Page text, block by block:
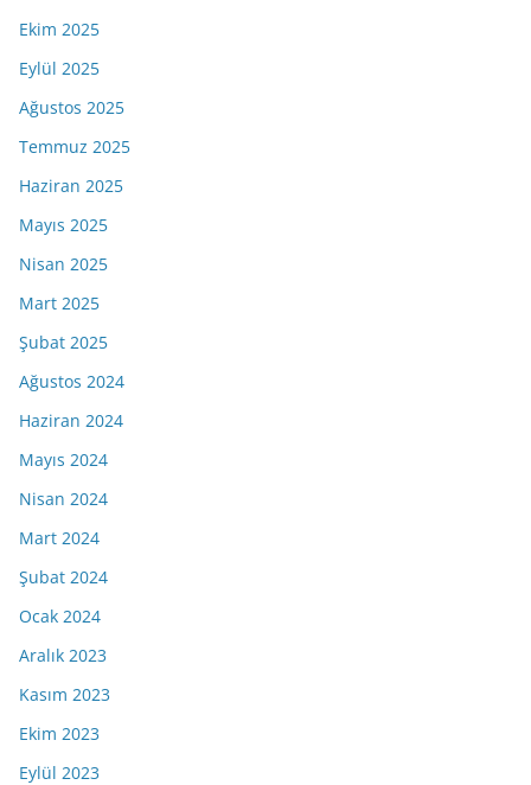
Ekim 2025
Eylül 2025
Ağustos 2025
Temmuz 2025
Haziran 2025
Mayıs 2025
Nisan 2025
Mart 2025
Şubat 2025
Ağustos 2024
Haziran 2024
Mayıs 2024
Nisan 2024
Mart 2024
Şubat 2024
Ocak 2024
Aralık 2023
Kasım 2023
Ekim 2023
Eylül 2023